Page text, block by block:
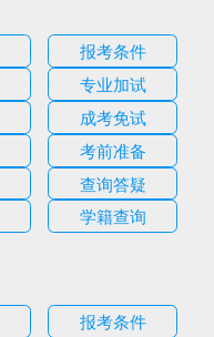
报考条件
专业加试
成考免试
考前准备
查询答疑
学籍查询
报考条件